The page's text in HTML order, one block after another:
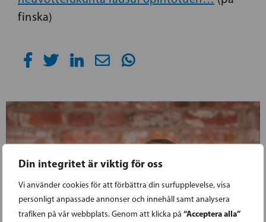
Din integritet är viktig för oss
Vi använder cookies för att förbättra din surfupplevelse, visa
personligt anpassade annonser och innehåll samt analysera
trafiken på vår webbplats. Genom att klicka på “Acceptera alla”
finska)